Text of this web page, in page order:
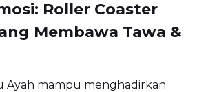
Roller Coaster
Membawa Tawa &
Ayah mampu menghadirkan